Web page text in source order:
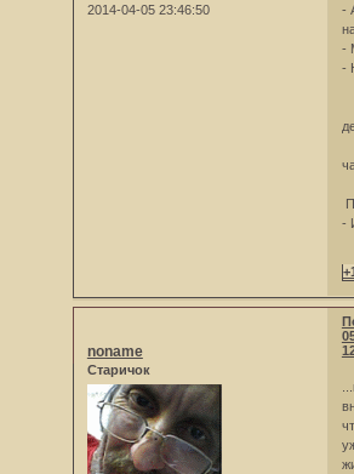
2014-04-05 23:46:50
-
-
-
-
noname
Старичок